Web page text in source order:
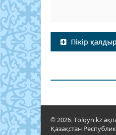
Пікір
© 2026. Tolqyn.kz
Қазақстан